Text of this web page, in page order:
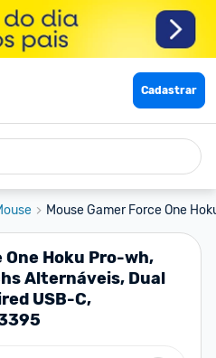
Cadastrar
Mouse Gamer Force One
One Hoku Pro-wh,
Alternáveis, Dual
USB-C,